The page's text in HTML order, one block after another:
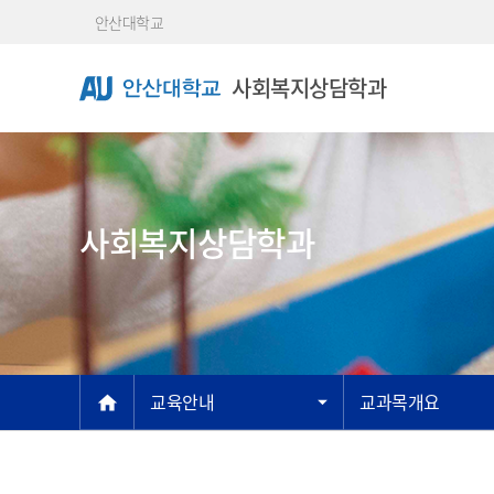
Skip Menu
안산대학교
사회복지상담학과
사회복지상담학과
home 교육안내 교과목개요